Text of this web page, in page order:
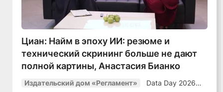
Циан: Найм в эпоху ИИ: резюме и
технический скрининг больше не дают
полной картины, Анастасия Бианко
Издательский дом «Регламент»
Data Day 2026